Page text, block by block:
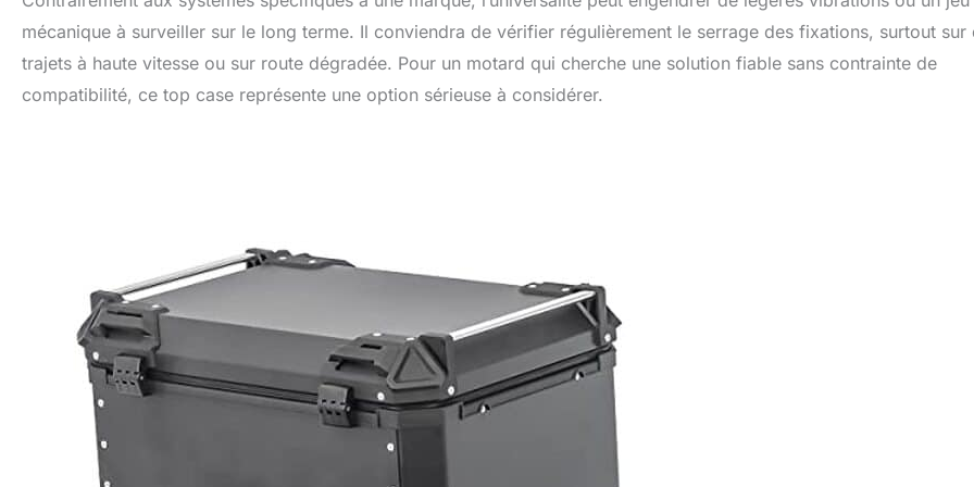
mécanique à surveiller sur le long terme. Il conviendra de vérifier régulièrement le serrage des fixations, surtout sur
trajets à haute vitesse ou sur route dégradée. Pour un motard qui cherche une solution fiable sans contrainte de
compatibilité, ce top case représente une option sérieuse à considérer.